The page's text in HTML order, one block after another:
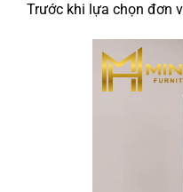
Trước khi lựa chọn đơn